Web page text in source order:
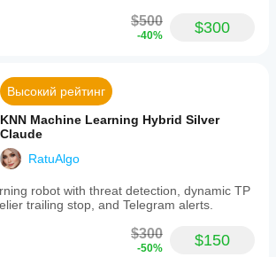
$500
-40% $300
Высокий рейтинг
KNN Machine Learning Hybrid Silver
Claude
RatuAlgo
robot with threat detection, dynamic TP
trailing stop, and Telegram alerts.
$300
-50% $150